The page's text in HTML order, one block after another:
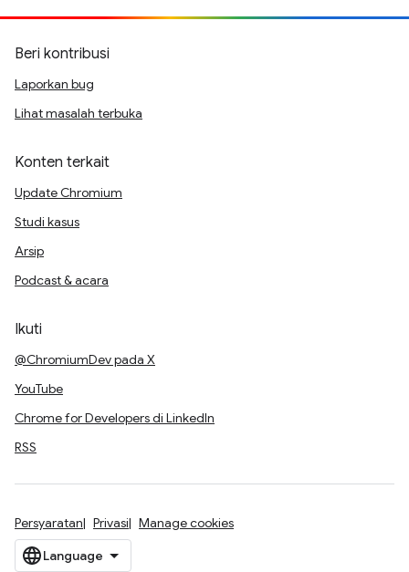
Beri kontribusi
Laporkan bug
Lihat masalah terbuka
Konten terkait
Update Chromium
Studi kasus
Arsip
Podcast & acara
Ikuti
@ChromiumDev pada X
YouTube
Chrome for Developers di LinkedIn
RSS
Persyaratan Privasi Manage cookies